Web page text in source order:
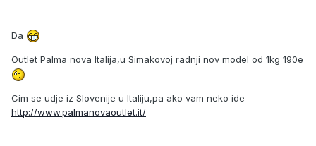
Da
Outlet Palma nova Italija,u Simakovoj radnji nov model od 1kg 190e
Cim se udje iz Slovenije u Italiju,pa ako vam neko ide
http://www.palmanovaoutlet.it/